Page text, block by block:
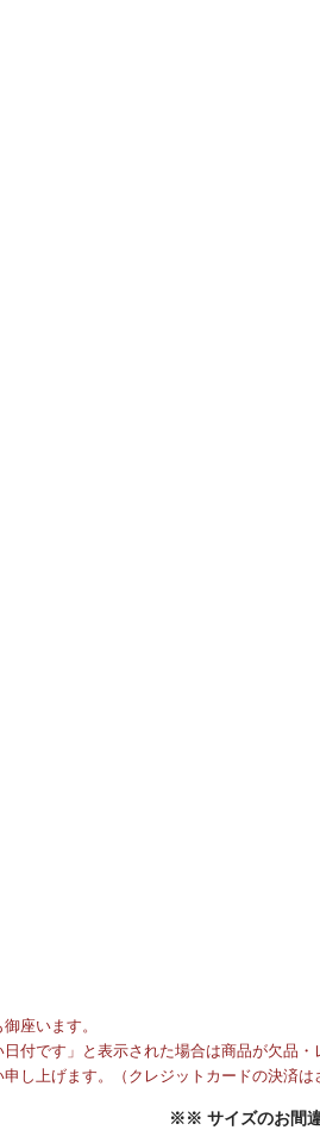
座います。
付です」と表示された場合は商品が欠品
し上げます。（クレジットカードの決済は
※※ サイズのお間